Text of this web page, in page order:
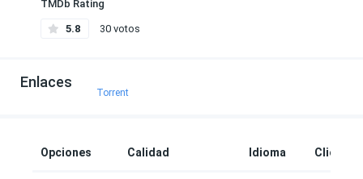
TMDb Rating
5.8 30 votos
Enlaces
Torrent
Opciones Calidad Idioma Clicks